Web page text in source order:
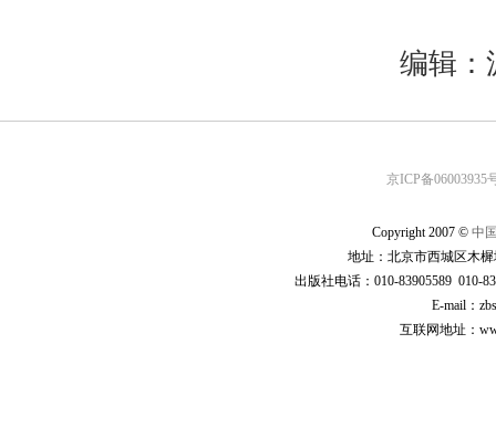
编辑
京ICP备06003935
Copyright 2007 © 中
地址：北京市西城区木
出版社电话：010-83905589 010-
E-mail：
互联网地址：